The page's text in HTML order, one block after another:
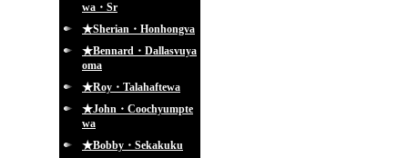
wa・Sr
★Sherian・Honhongva
★Bennard・Dallasvuya
oma
★Roy・Talahaftewa
★John・Coochyumpte
wa
★Bobby・Sekakuku